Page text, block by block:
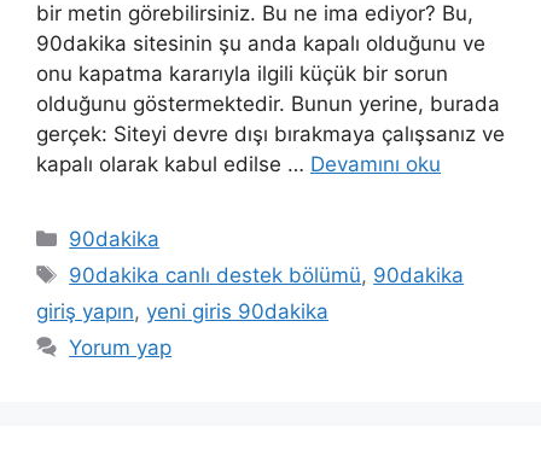
bir metin görebilirsiniz. Bu ne ima ediyor? Bu,
90dakika sitesinin şu anda kapalı olduğunu ve
onu kapatma kararıyla ilgili küçük bir sorun
olduğunu göstermektedir. Bunun yerine, burada
gerçek: Siteyi devre dışı bırakmaya çalışsanız ve
kapalı olarak kabul edilse … Devamını oku
Kategoriler
90dakika
Etiketler
90dakika canlı destek bölümü, 90dakika
giriş yapın, yeni giris 90dakika
Yorum yap